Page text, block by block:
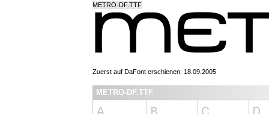
METRO-DF.TTF
Zuerst auf DaFont erschienen: 18.09.2005
METRO-DF.TTF